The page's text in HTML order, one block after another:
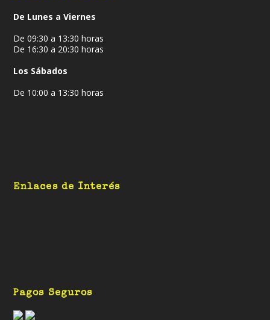
De Lunes a Viernes
De 09:30 a 13:30 horas
De 16:30 a 20:30 horas
Los Sábados
De 10:00 a 13:30 horas
Enlaces de Interés
Pagos Seguros